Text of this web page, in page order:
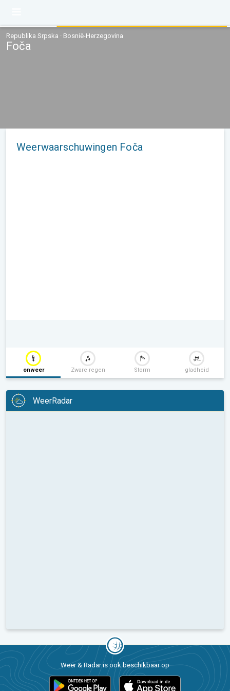
Republika Srpska · Bosnië-Herzegovina
Foča
Weerwaarschuwingen Foča
onweer Zware regen Storm gladheid
WeerRadar
Weer & Radar is ook beschikbaar op